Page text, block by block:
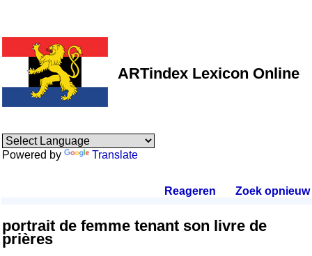
ARTindex Lexicon Online
Powered by Translate
Reageren Zoek opnieuw.
portrait de femme tenant son livre de
prières